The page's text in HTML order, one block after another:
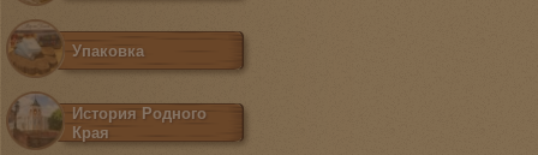
Упаковка
История Родного
Края